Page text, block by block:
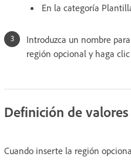
En la categoría
Introduzca un nombre
región opcional y haga
Definición de
Cuando inserte la región